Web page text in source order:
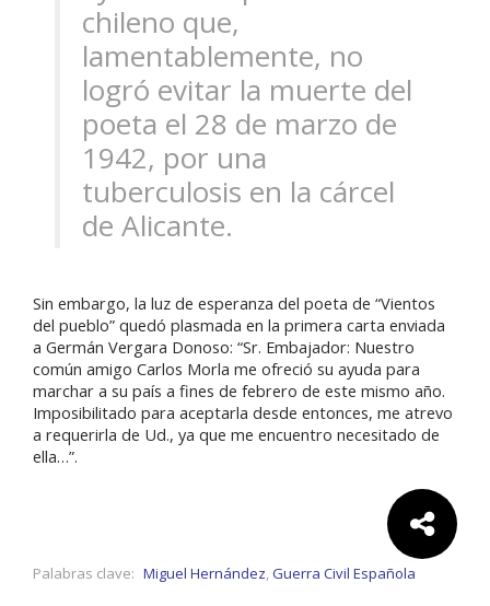
chileno que,
lamentablemente, no
logró evitar la muerte del
poeta el 28 de marzo de
1942, por una
tuberculosis en la cárcel
de Alicante.
Sin embargo, la luz de esperanza del poeta de “Vientos
del pueblo” quedó plasmada en la primera carta enviada
a Germán Vergara Donoso: “Sr. Embajador: Nuestro
común amigo Carlos Morla me ofreció su ayuda para
marchar a su país a fines de febrero de este mismo año.
Imposibilitado para aceptarla desde entonces, me atrevo
a requerirla de Ud., ya que me encuentro necesitado de
ella…”.
Comparte:
Palabras clave: Miguel Hernández,Guerra Civil Española